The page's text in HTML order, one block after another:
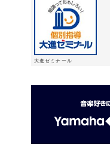
大進ゼミナール